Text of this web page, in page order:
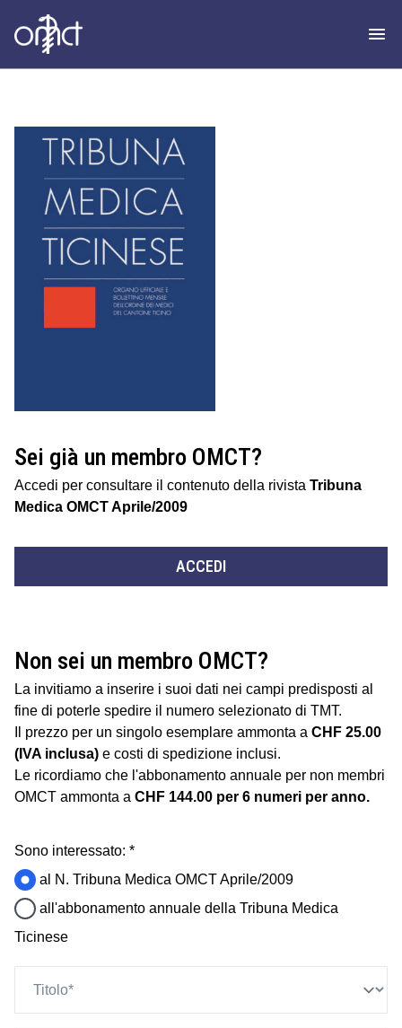
Sei già un membro OMCT?
Accedi per consultare il contenuto della rivista Tribuna
Medica OMCT Aprile/2009
ACCEDI
Non sei un membro OMCT?
La invitiamo a inserire i suoi dati nei campi predisposti al
fine di poterle spedire il numero selezionato di TMT.
Il prezzo per un singolo esemplare ammonta a CHF 25.00
(IVA inclusa) e costi di spedizione inclusi.
Le ricordiamo che l'abbonamento annuale per non membri
OMCT ammonta a CHF 144.00 per 6 numeri per anno.
Sono interessato: *
al N. Tribuna Medica OMCT Aprile/2009
all'abbonamento annuale della Tribuna Medica
Ticinese